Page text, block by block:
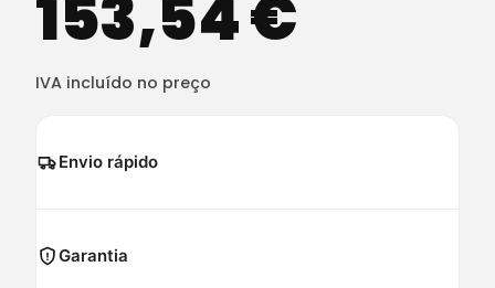
153,54€
IVA incluído no preço
Envio rápido
Garantia